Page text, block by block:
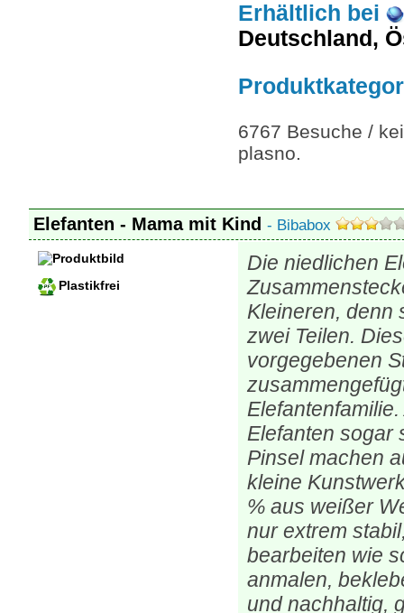
Erhältlich bei
Deutschland,
6767 Besuche /
plasno.
Elefanten - Mama mit Kind - Bibabox
Plastikfrei
Die niedlichen
Kleineren, denn
zwei Teilen.
vorgegebenen
Elefanten sogar
Pinsel machen
kleine
% aus weißer
nur extrem
bearbeiten wie
anmalen,
und nachhaltig,